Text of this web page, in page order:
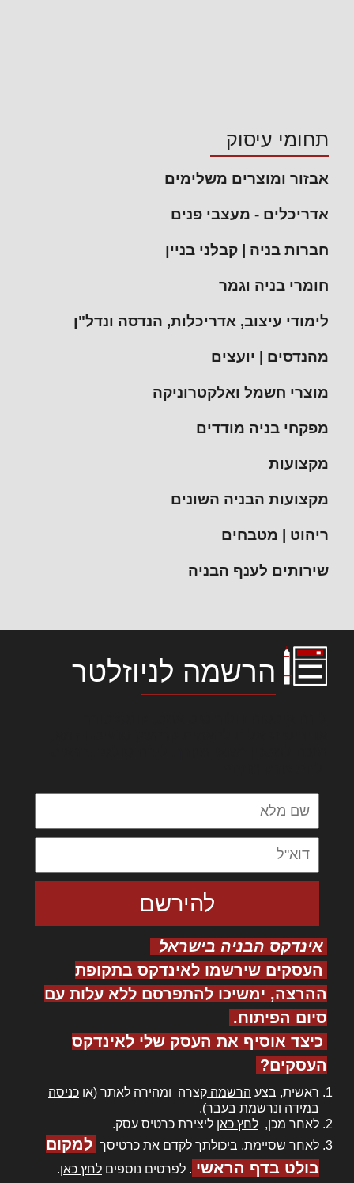
תחומי עיסוק
אבזור ומוצרים משלימים
אדריכלים - מעצבי פנים
חברות בניה | קבלני בניין
חומרי בניה וגמר
לימודי עיצוב, אדריכלות, הנדסה ונדל"ן
מהנדסים | יועצים
מוצרי חשמל ואלקטרוניקה
מפקחי בניה מודדים
מקצועות
מקצועות הבניה השונים
ריהוט | מטבחים
שירותים לענף הבניה
הרשמה לניוזלטר
אינדקס הבניה בישראל
העסקים שירשמו לאינדקס בתקופת
ההרצה, ימשיכו להתפרסם ללא עלות עם
סיום הפיתוח.
כיצד אוסיף את העסק שלי לאינדקס
העסקים?
ראשית, בצע הרשמה קצרה ומהירה לאתר (או כניסה
במידה ונרשמת בעבר).
לאחר מכן, לחץ כאן ליצירת כרטיס עסק.
לאחר שסיימת, ביכולתך לקדם את כרטיסך למקום
בולט בדף הראשי . לפרטים נוספים לחץ כאן.